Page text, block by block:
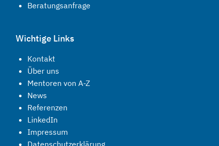
Beratungsanfrage
Wichtige Links
Kontakt
Über uns
Mentoren von A-Z
News
Referenzen
LinkedIn
Impressum
Datenschutzerklärung